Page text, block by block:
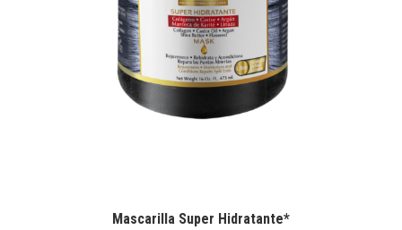
Mascarilla Super Hidratante*